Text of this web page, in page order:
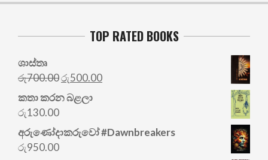
TOP RATED BOOKS
ශාස්තෘ
රු700.00Original
price
was:
රු500.00Current
කතා කරන බළලා
රු130.00
අරු‍ණෝදාකරුවෝ #Dawnbreakers
රු950.00